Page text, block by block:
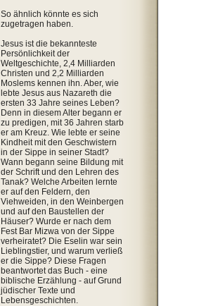
So ähnlich könnte es sich
zugetragen haben.
Jesus ist die bekannteste
Persönlichkeit der
Weltgeschichte, 2,4 Milliarden
Christen und 2,2 Milliarden
Moslems kennen ihn. Aber, wie
lebte Jesus aus Nazareth die
ersten 33 Jahre seines Leben?
Denn in diesem Alter begann er
zu predigen, mit 36 Jahren starb
er am Kreuz. Wie lebte er seine
Kindheit mit den Geschwistern
in der Sippe in seiner Stadt?
Wann begann seine Bildung mit
der Schrift und den Lehren des
Tanak? Welche Arbeiten lernte
er auf den Feldern, den
Viehweiden, in den Weinbergen
und auf den Baustellen der
Häuser? Wurde er nach dem
Fest Bar Mizwa von der Sippe
verheiratet? Die Eselin war sein
Lieblingstier, und warum verließ
er die Sippe? Diese Fragen
beantwortet das Buch - eine
biblische Erzählung - auf Grund
jüdischer Texte und
Lebensgeschichten.